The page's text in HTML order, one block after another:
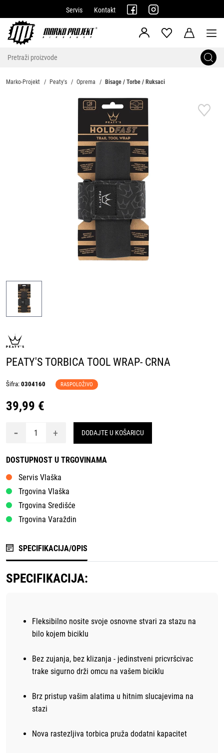
Servis Kontakt
Marko-Projekt Peaty's Oprema Bisage / Torbe / Ruksaci
PEATY'S TORBICA TOOL WRAP- CRNA
Šifra: 0304160 RASPOLOŽIVO
39,99 €
- + DODAJTE U KOŠARICU
DOSTUPNOST U TRGOVINAMA
Servis Vlaška
Trgovina Vlaška
Trgovina Središće
Trgovina Varaždin
SPECIFIKACIJA/OPIS
SPECIFIKACIJA:
Fleksibilno nosite svoje osnovne stvari za stazu na
bilo kojem biciklu
Bez zujanja, bez klizanja - jedinstveni pricvršcivac
trake sigurno drži omcu na vašem biciklu
Brz pristup vašim alatima u hitnim slucajevima na
stazi
Nova rastezljiva torbica pruža dodatni kapacitet